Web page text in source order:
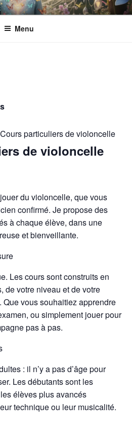
L'association s’implique pour
et culturelle des personnes en situation
Menu
Cours particuliers de violoncelle
de violoncelle
du violoncelle, que vous
confirmé. Je propose des
à chaque élève, dans une
et bienveillante.
Les cours sont construits en
de votre niveau et de votre
Que vous souhaitiez apprendre
ou simplement jouer pour
pas à pas.
: il n’y a pas d’âge pour
Les débutants sont les
élèves plus avancés
technique ou leur musicalité.